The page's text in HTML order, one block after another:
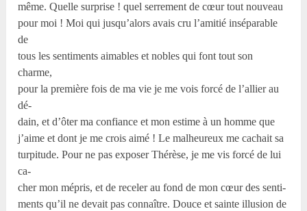
même. Quelle surprise ! quel serrement de cœur tout nouveau
pour moi ! Moi qui jusqu’alors avais cru l’amitié inséparable
de
tous les sentiments aimables et nobles qui font tout son
charme,
pour la première fois de ma vie je me vois forcé de l’allier au
dé-
dain, et d’ôter ma confiance et mon estime à un homme que
j’aime et dont je me crois aimé ! Le malheureux me cachait sa
turpitude. Pour ne pas exposer Thérèse, je me vis forcé de lui
ca-
cher mon mépris, et de receler au fond de mon cœur des senti-
ments qu’il ne devait pas connaître. Douce et sainte illusion de